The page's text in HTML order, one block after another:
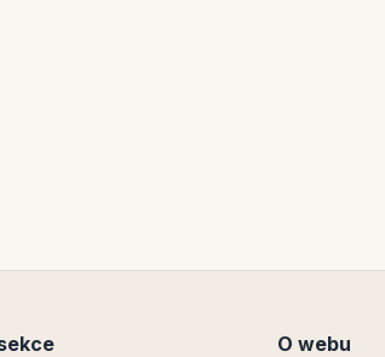
O webu